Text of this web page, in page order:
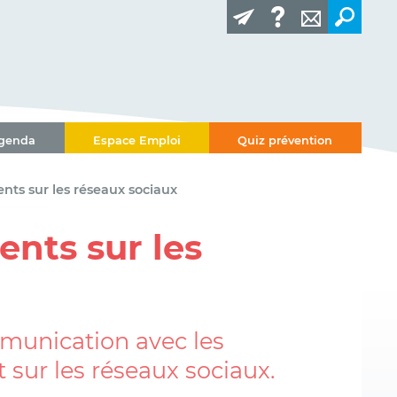
Espace Emploi Quiz prévention
sur les réseaux sociaux
sur les
avec les
les réseaux sociaux.